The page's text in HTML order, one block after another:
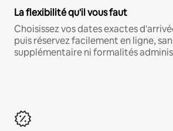
La flexibilité qu'il vous faut
Choisissez vos dates exactes
puis réservez facilement en ligne,
supplémentaire ni formalités